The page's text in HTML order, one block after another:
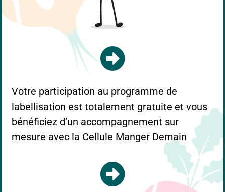
Votre participation au programme de
labellisation est totalement gratuite et vous
bénéficiez d’un accompagnement sur
mesure avec la Cellule Manger Demain